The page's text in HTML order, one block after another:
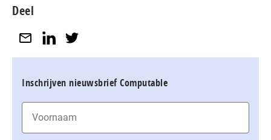
Deel
Inschrijven nieuwsbrief Computable